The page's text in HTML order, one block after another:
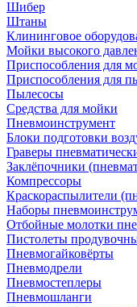
Шибер
Штаны
Клининговое
Мойки высокого
Приспособления для
Приспособления для
Пылесосы
Средства для мойки
Пневмоинструмент
Блоки подготовки
Граверы
Заклёпочники
Компрессоры
Краскораспылители
Наборы
Отбойные молотки
Пистолеты
Пневмогайковёрты
Пневмодрели
Пневмостеплеры
Пневмошланги